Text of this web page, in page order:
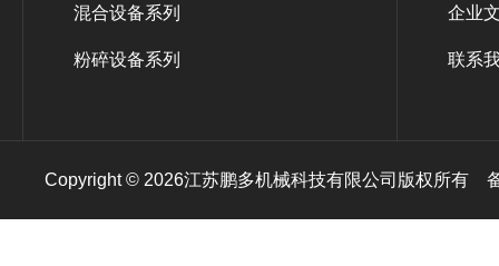
混合设备系列
粉碎设备系列
企业
联系
Copyright © 2026江苏鹏多机械科技有限公司版权所有